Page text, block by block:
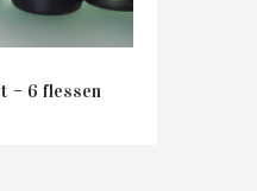
– 6 flessen